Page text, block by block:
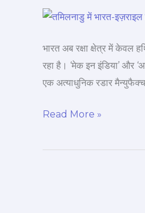
भारत अब रक्षा क्षेत्र में केवल
रहा है। ‘मेक इन इंडिया’ और
एक अत्याधुनिक रडार
की
अब
तमिलनाडु
में
दुश्मनों
काल,
Read More »